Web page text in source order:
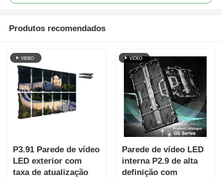
Produtos recomendados
P3.91 Parede de vídeo
LED exterior com
taxa de atualização
Parede de vídeo LED
interna P2.9 de alta
definição com